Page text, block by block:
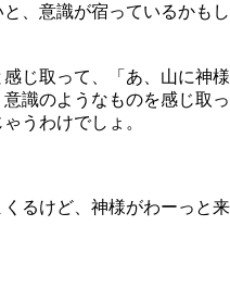
、意識が宿っているかもし
じ取って、「あ、山に神様
識のようなものを感じ取っ
うわけでしょ。
るけど、神様がわーっと来